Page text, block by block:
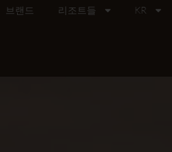
브랜드 리조트들 KR